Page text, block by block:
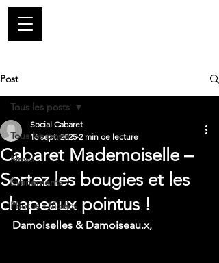
Post
Tous les posts
News
Évènements
Photos - Vidéos
Tous les posts
Cabaret Mademoiselle –
Sortez les bougies et les
chapeaux pointus !
Social Cabaret
16 sept. 2025 2 min de lecture
Damoiselles & Damoiseau.x,